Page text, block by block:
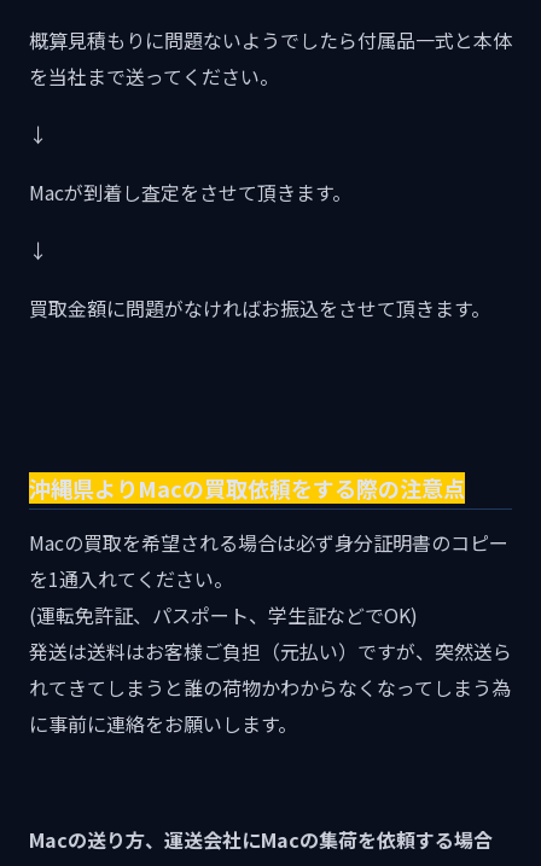
概算見積もりに問題ないようでしたら付属品一式と本体
を当社まで送ってください。
↓
Macが到着し査定をさせて頂きます。
↓
買取金額に問題がなければお振込をさせて頂きます。
沖縄県よりMacの買取依頼をする際の注意点
Macの買取を希望される場合は必ず身分証明書のコピー
を1通入れてください。
(運転免許証、パスポート、学生証などでOK)
発送は送料はお客様ご負担（元払い）ですが、突然送ら
れてきてしまうと誰の荷物かわからなくなってしまう為
に事前に連絡をお願いします。
Macの送り方、運送会社にMacの集荷を依頼する場合